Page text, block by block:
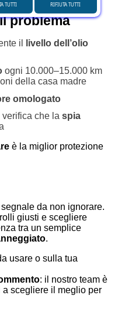
problema
il
livello dell’olio
ogni 10.000–15.000 km
della casa madre
omologato
che la spia
è la miglior protezione
da non ignorare.
giusti e scegliere
tra un semplice
.
usare o sulla tua
: il nostro team è
scegliere il meglio per
RIFIUTA TUTTI
TUTTI